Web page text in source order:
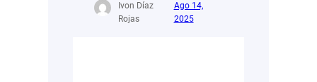
Ivon Díaz
Rojas
Ago 14,
2025